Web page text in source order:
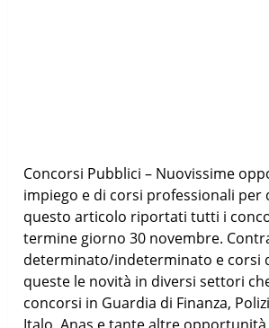
Concorsi Pubblici – Nuovissime
impiego e di corsi professionali per
questo articolo riportati tutti i
termine giorno 30 novembre.
determinato/indeterminato e corsi
queste le novità in diversi settori
concorsi in Guardia di Finanza,